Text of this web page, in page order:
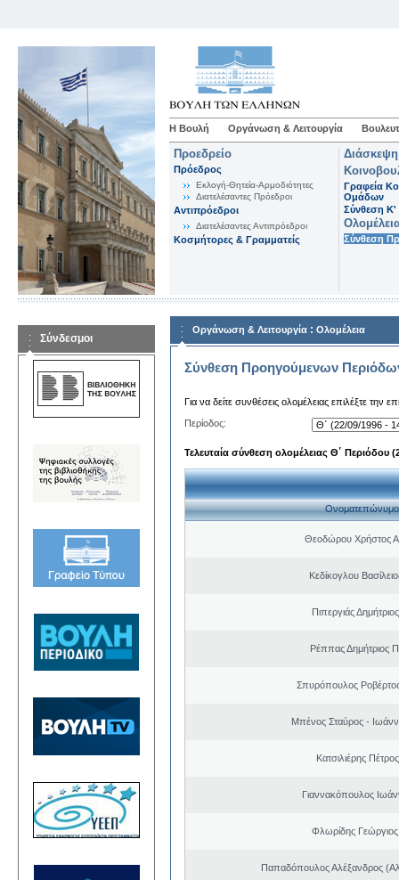
Η Βουλή Οργάνωση & Λειτουργία
Προεδρείο
Πρόεδρος
Εκλογή-Θητεία-Αρμοδιότητες
Διατελέσαντες Πρόεδροι
Αντιπρόεδροι
Διατελέσαντες Αντιπρόεδροι
Κοσμήτορες & Γραμματείς
Γραφεία
Ομάδων
Σύνθεση K'
Σύνθεση
Σύνδεσμοι
Οργάνωση & Λειτουργία : Ολομέλεια
Σύνθεση Προηγούμενων
Για να δείτε συνθέσεις ολομέλειας επιλέξτε την
Περίοδος:
Τελευταία σύνθεση ολομέλειας Θ΄ Περιόδου
Ονοματεπώνυμο
Θεοδώρου Χρήστος
Κεδίκογλου
Πιπεργιάς
Ρέππας Δημήτριος
Σπυρόπουλος
Μπένος Σταύρος -
Κατσιλιέρης
Γιαννακόπουλος
Φλωρίδης Γεώργιος
Παπαδόπουλος Αλέξανδρος